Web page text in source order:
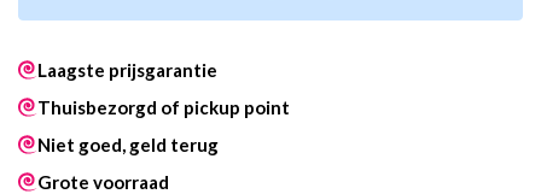
Laagste prijsgarantie
Thuisbezorgd of pickup point
Niet goed, geld terug
Grote voorraad